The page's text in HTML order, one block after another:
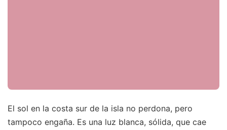
El sol en la costa sur de la isla no perdona, pero
tampoco engaña. Es una luz blanca, sólida, que cae